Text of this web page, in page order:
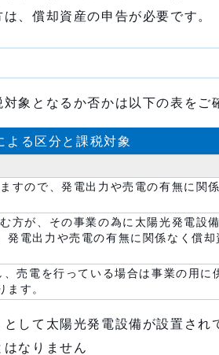
、償却資産の申告が必要です。
象となるか否かは以下の表をご
よる区分と課税対象
すので、発電出力や売電の有無に関
方が、その事業の為に太陽光発電設
発電出力や売電の有無に関係なく償
売電を行っている場合は事業の用に
ます。
して太陽光発電設備が設置され
なりません